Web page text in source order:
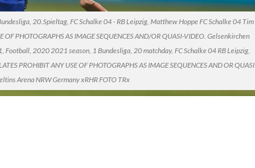
20.Spieltag, FC Schalke 04 - RB Leipzig, Matthew Hoppe FC Schalke 04 Tim
PHOTOGRAPHS AS IMAGE SEQUENCES AND/OR QUASI-VIDEO. Gelsenkirchen
2020 2021 season, 1 Bundesliga, 20 matchday, FC Schalke 04 RB Leipzig,
PROHIBIT ANY USE OF PHOTOGRAPHS AS IMAGE SEQUENCES AND OR QUASI
Arena NRW Germany xRHR FOTO TRx